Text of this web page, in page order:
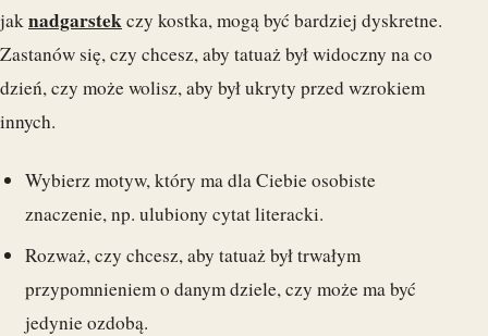
jaknadgarstekczy kostka, mogą być bardziej dyskretne.
Zastanów się, czy chcesz, aby tatuaż był widoczny na co
dzień, czy może wolisz, aby był ukryty przed wzrokiem
innych.
Wybierz motyw, który ma dla Ciebie osobiste
znaczenie, np. ulubiony cytat literacki.
Rozważ, czy chcesz, aby tatuaż był trwałym
przypomnieniem o danym dziele, czy może ma być
jedynie ozdobą.